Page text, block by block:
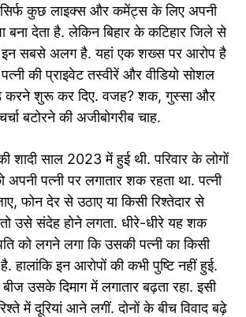
सिर्फ कुछ लाइक्स और कमेंट्स के लिए अपनी
बना देता है. लेकिन बिहार के कटिहार जिले से
इन सबसे अलग है. यहां एक शख्स पर आरोप है
की प्राइवेट तस्वीरें और वीडियो सोशल
करने शुरू कर दिए. वजह? शक, गुस्सा और
बटोरने की अजीबोगरीब चाह.
शादी साल 2023 में हुई थी. परिवार के लोगों
अपनी पत्नी पर लगातार शक रहता था. पत्नी
फोन देर से उठाए या किसी रिश्तेदार से
उसे संदेह होने लगता. धीरे-धीरे यह शक
को लगने लगा कि उसकी पत्नी का किसी
इन आरोपों की कभी पुष्टि नहीं हुई.
उसके दिमाग में लगातार बढ़ता रहा. इसी
में दूरियां आने लगीं. दोनों के बीच विवाद बढ़े